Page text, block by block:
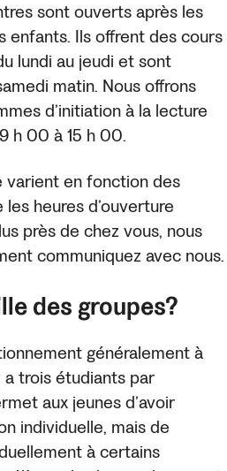
sont ouverts après les
enfants. Ils offrent des cours
lundi au jeudi et sont
matin. Nous offrons
d’initiation à la lecture
h 00 à 15 h 00.
varient en fonction des
heures d’ouverture
près de chez vous, nous
communiquez avec nous.
des groupes?
généralement à
trois étudiants par
aux jeunes d’avoir
individuelle, mais de
à certains